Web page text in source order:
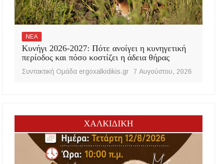
ΝΕΑ
Κυνήγι 2026-2027: Πότε ανοίγει η κυνηγετική
περίοδος και πόσο κοστίζει η άδεια θήρας
Συντακτική Ομάδα ergoxalkidikis.gr 7 Αυγούστου, 2026
ΧΑΛΚΙΔΙΚΗ